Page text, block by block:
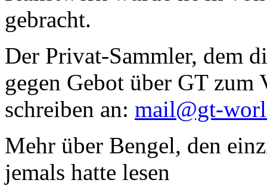
gebracht.
Der Privat-Sammler, dem
gegen Gebot über GT zum
schreiben an: mail@gt-
Mehr über Bengel, den
jemals hatte lesen